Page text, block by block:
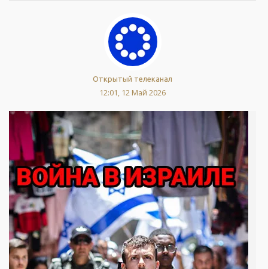
Открытый телеканал
12:01, 12 Май 2026